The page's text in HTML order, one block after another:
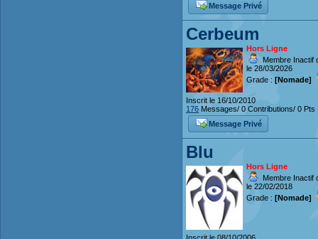
Message Privé
Cerbeum
Hors Ligne
Membre Inactif
le 28/03/2026
Grade : [Nomade]
Inscrit le 16/10/2010
176 Messages/ 0 Contributions/ 0 Pts
Message Privé
Blu
Hors Ligne
Membre Inactif
le 22/02/2018
Grade : [Nomade]